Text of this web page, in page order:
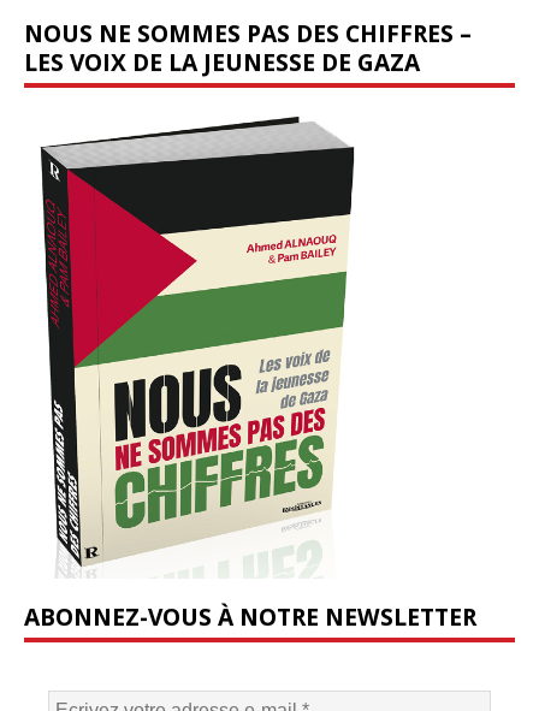
NOUS NE SOMMES PAS DES CHIFFRES –
LES VOIX DE LA JEUNESSE DE GAZA
ABONNEZ-VOUS À NOTRE NEWSLETTER